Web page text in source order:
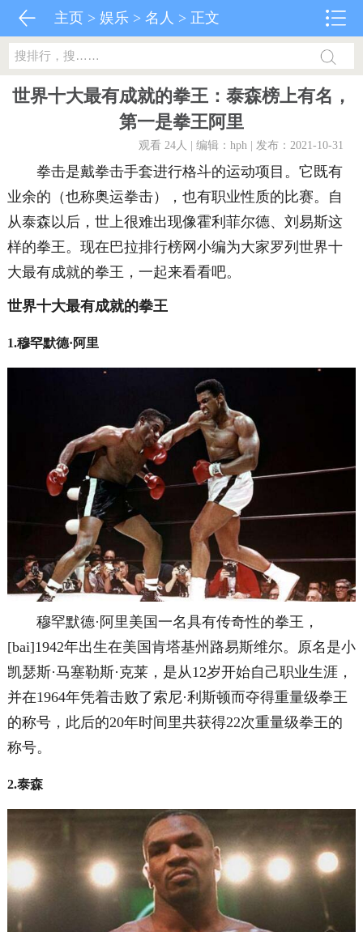
主页 >娱乐 >名人 > 正文
世界十大最有成就的拳王：泰森榜上有名，
第一是拳王阿里
观看 24人 | 编辑：hph | 发布：2021-10-31
拳击是戴拳击手套进行格斗的运动项目。它既有
业余的（也称奥运拳击），也有职业性质的比赛。自
从泰森以后，世上很难出现像霍利菲尔德、刘易斯这
样的拳王。现在巴拉排行榜网小编为大家罗列世界十
大最有成就的拳王，一起来看看吧。
世界十大最有成就的拳王
1.穆罕默德·阿里
穆罕默德·阿里美国一名具有传奇性的拳王，
[bai]1942年出生在美国肯塔基州路易斯维尔。原名是小
凯瑟斯·马塞勒斯·克莱，是从12岁开始自己职业生涯，
并在1964年凭着击败了索尼·利斯顿而夺得重量级拳王
的称号，此后的20年时间里共获得22次重量级拳王的
称号。
2.泰森